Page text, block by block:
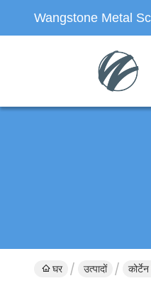
Wangstone Metal
घर उत्पादों